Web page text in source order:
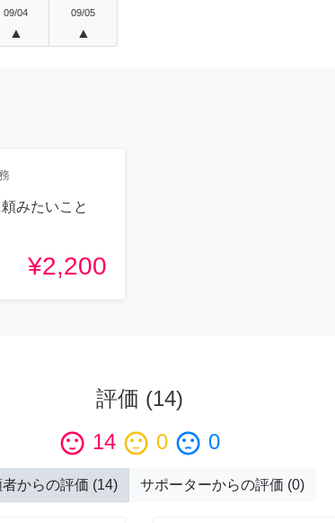
09/04
▲
09/05
▲
みたいこと
¥2,200
評価 (14)
sentiment_satisfied 14 sentiment_neutral 0 sentiment_dissatisfied 0
からの評価 (14) サポーターからの評価 (0)